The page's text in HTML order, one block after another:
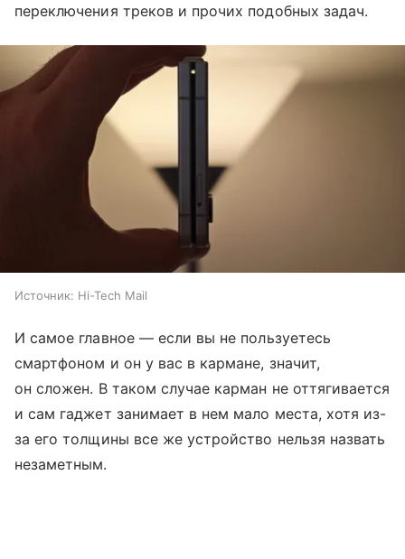
переключения треков и прочих подобных задач.
Источник: Hi-Tech Mail
И самое главное — если вы не пользуетесь
смартфоном и он у вас в кармане, значит,
он сложен. В таком случае карман не оттягивается
и сам гаджет занимает в нем мало места, хотя из-
за его толщины все же устройство нельзя назвать
незаметным.